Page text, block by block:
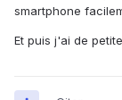
smartphone
Et puis j'ai de